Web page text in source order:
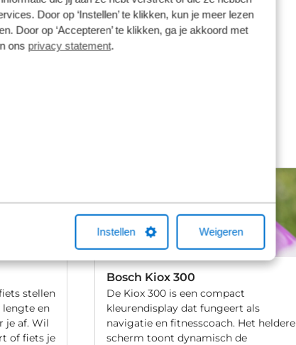
Door op ‘Instellen’ te klikken, kun je meer lezen
Door op ‘Accepteren’ te klikken, ga je akkoord met
ons privacy statement.
Instellen Weigeren
beschikbaarheid of
stellen
lengte en
je af. Wil
of fiets je
Bosch Kiox 300
De Kiox 300 is een compact
kleurendisplay dat fungeert als
navigatie en fitnesscoach. Het heldere
scherm toont dynamisch de